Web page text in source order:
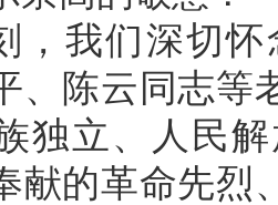
，我们深切
、陈云同志等
独立、人民
献的革命先烈